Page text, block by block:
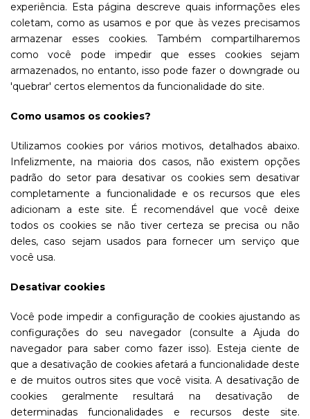
experiência. Esta página descreve quais informações eles
coletam, como as usamos e por que às vezes precisamos
armazenar esses cookies. Também compartilharemos
como você pode impedir que esses cookies sejam
armazenados, no entanto, isso pode fazer o downgrade ou
'quebrar' certos elementos da funcionalidade do site.
Como usamos os cookies?
Utilizamos cookies por vários motivos, detalhados abaixo.
Infelizmente, na maioria dos casos, não existem opções
padrão do setor para desativar os cookies sem desativar
completamente a funcionalidade e os recursos que eles
adicionam a este site. É recomendável que você deixe
todos os cookies se não tiver certeza se precisa ou não
deles, caso sejam usados ​​para fornecer um serviço que
você usa.
Desativar cookies
Você pode impedir a configuração de cookies ajustando as
configurações do seu navegador (consulte a Ajuda do
navegador para saber como fazer isso). Esteja ciente de
que a desativação de cookies afetará a funcionalidade deste
e de muitos outros sites que você visita. A desativação de
cookies geralmente resultará na desativação de
determinadas funcionalidades e recursos deste site.